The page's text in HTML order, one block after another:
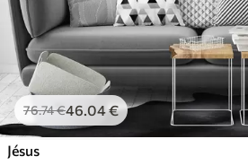
76.74€46.04€
Jésus